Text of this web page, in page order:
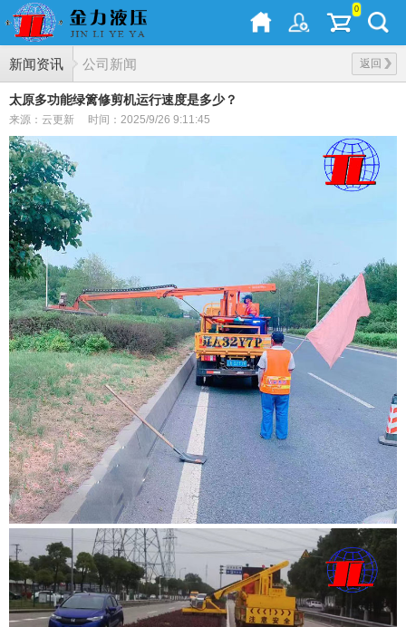
0
新闻资讯 返回
公司新闻
太原多功能绿篱修剪机运行速度是多少？
来源：云更新 时间：2025/9/26 9:11:45